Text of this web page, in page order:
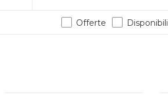
Offerte Disponibili